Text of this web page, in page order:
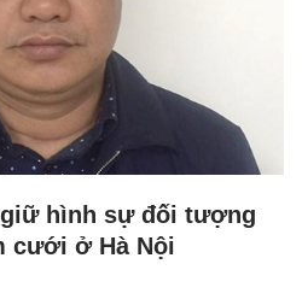
hình sự đối tượng
cưới ở Hà Nội